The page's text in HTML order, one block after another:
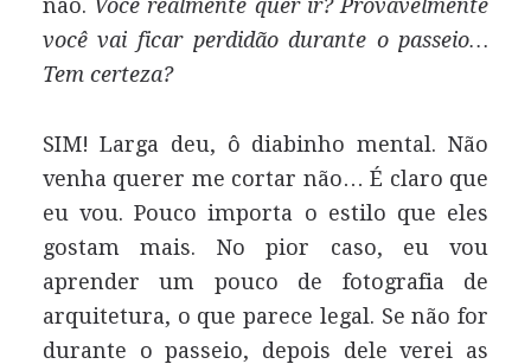
não. Você realmente quer ir? Provavelmente
você vai ficar perdidão durante o passeio…
Tem certeza?
SIM! Larga deu, ô diabinho mental. Não
venha querer me cortar não… É claro que
eu vou. Pouco importa o estilo que eles
gostam mais. No pior caso, eu vou
aprender um pouco de fotografia de
arquitetura, o que parece legal. Se não for
durante o passeio, depois dele verei as